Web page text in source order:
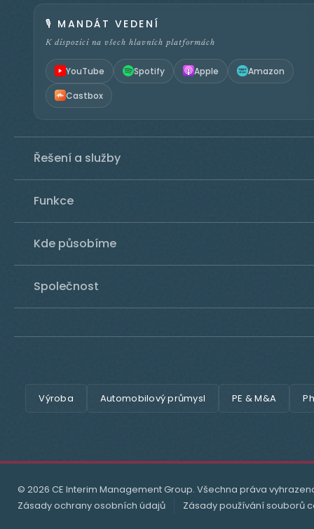
🎙️ MANDÁT VEDENÍ
K dispozici na všech hlavních platformách
YouTube Spotify Apple Amazon
Castbox
Řešení a služby
Funkce
Kde působíme
Společnost
Výroba Automobilový průmysl PE & M&A
© 2026 CE Interim Management Group. Všechna práva
Zásady ochrany osobních údajů
Zásady používání souborů